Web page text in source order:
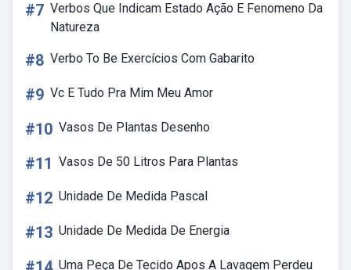
#7 Verbos Que Indicam Estado Ação E Fenomeno Da
Natureza
#8 Verbo To Be Exercícios Com Gabarito
#9 Vc E Tudo Pra Mim Meu Amor
#10 Vasos De Plantas Desenho
#11 Vasos De 50 Litros Para Plantas
#12 Unidade De Medida Pascal
#13 Unidade De Medida De Energia
Uma Peça De Tecido Apos A Lavagem Perdeu